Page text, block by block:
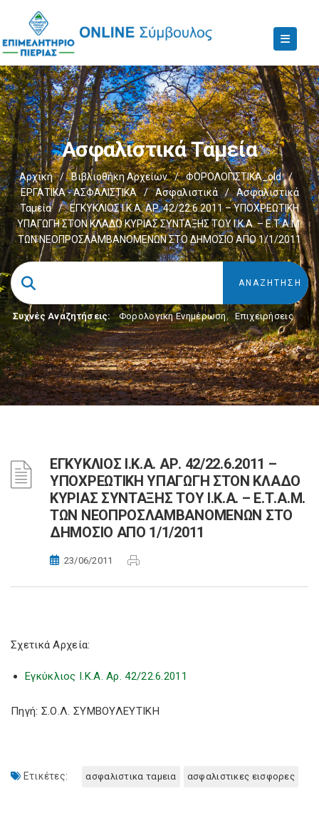
Ασφαλιστικά Ταμεία
Αρχική / Βιβλιοθήκη Αρχείων / ΦΟΡΟΛΟΓΙΣΤΙΚΑ_old
/
ΕΡΓΑΤΙΚΑ - ΑΣΦΑΛΙΣΤΙΚΑ
/ Ασφαλιστικά /
Ασφαλιστικά
Ταμεία
/
ΕΓΚΥΚΛΙΟΣ Ι.Κ.Α. ΑΡ. 42/22.6.2011 – ΥΠΟΧΡΕΩΤΙΚΗ
ΥΠΑΓΩΓΗ ΣΤΟΝ ΚΛΑΔΟ ΚΥΡΙΑΣ ΣΥΝΤΑΞΗΣ ΤΟΥ Ι.Κ.Α. – Ε.Τ.Α.Μ.
ΤΩΝ ΝΕΟΠΡΟΣΛΑΜΒΑΝΟΜΕΝΩΝ ΣΤΟ ΔΗΜΟΣΙΟ ΑΠΟ 1/1/2011
Συχνές Αναζητήσεις: Φορολογικη Ενημέρωση, Επιχειρήσεις
ΕΓΚΥΚΛΙΟΣ Ι.Κ.Α. ΑΡ. 42/22.6.2011 –
ΥΠΟΧΡΕΩΤΙΚΗ ΥΠΑΓΩΓΗ ΣΤΟΝ ΚΛΑΔΟ
ΚΥΡΙΑΣ ΣΥΝΤΑΞΗΣ ΤΟΥ Ι.Κ.Α. – Ε.Τ.Α.Μ.
ΤΩΝ ΝΕΟΠΡΟΣΛΑΜΒΑΝΟΜΕΝΩΝ ΣΤΟ
ΔΗΜΟΣΙΟ ΑΠΟ 1/1/2011
23/06/2011
Σχετικά Αρχεία:
Εγκύκλιος Ι.Κ.Α. Αρ. 42/22.6.2011
Πηγή: Σ.Ο.Λ. ΣΥΜΒΟΥΛΕΥΤΙΚΗ
Ετικέτες: ασφαλιστικα ταμεια ασφαλιστικες εισφορες